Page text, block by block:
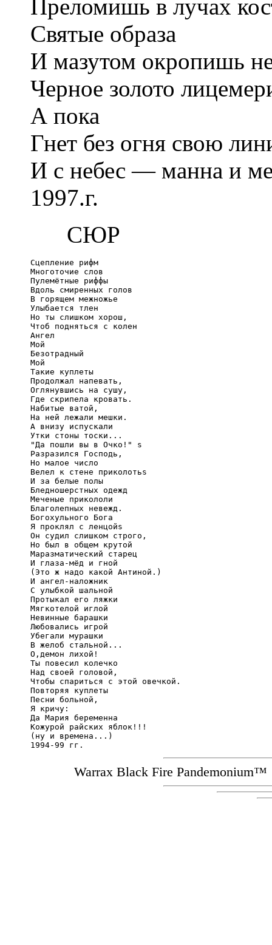
Преломишь в лучах
Святые образа
И мазутом окропишь
Чeрное золото
А пока
Гнeт без огня свою
И с небес — манна и
1997.г.
СЮР
Сцепление рифм
Многоточие слов
Пулемётные риффы
Вдоль смиренных голов
В горящем межножье
Улыбается тлен
Но ты слишком хорош,
Чтоб подняться с колен
Ангел
Мой
Безотрадный
Мой
Такие куплеты
Продолжал напевать,
Оглянувшись на сушу,
Где скрипела кровать.
Набитые ватой,
На ней лежали мешки.
А внизу испускали
Утки стоны тоски...
"Да пошли вы в Очко!" ѕ
Разразился Господь,
Но малое число
Велел к стене приколотьѕ
И за белые полы
Бледношерстных одежд
Меченые прикололи
Благолепных невежд.
Богохульного Бога
Я проклял с ленцойѕ
Он судил слишком строго,
Но был в общем крутой
Маразматический старец
И глаза-мёд и гной
(Это ж надо какой Антиной.)
И ангел-наложник
С улыбкой шальной
Протыкал его ляжки
Мягкотелой иглой
Невинные барашки
Любовались игрой
Убегали мурашки
В желоб стальной...
О,демон лихой!
Ты повесил колечко
Над своей головой,
Чтобы спариться с этой овечкой.
Повторяя куплеты
Песни больной,
Я кричу:
Да Мария беременна
Кожурой райских яблок!!!
(ну и времена...)
1994-99 гг.
Warrax Black Fire